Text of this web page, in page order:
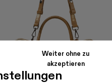
Weiter ohne zu
akzeptieren